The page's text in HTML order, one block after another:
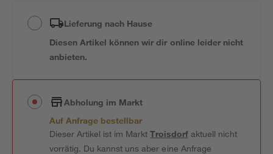
Lieferung nach Hause
Diesen Artikel können wir dir online leider nicht
anbieten.
Abholung im Markt
Auf Anfrage bestellbar
Dieser Artikel ist im MarktTroisdorfaktuell nicht
vorrätig. Du kannst uns aber eine Anfrage